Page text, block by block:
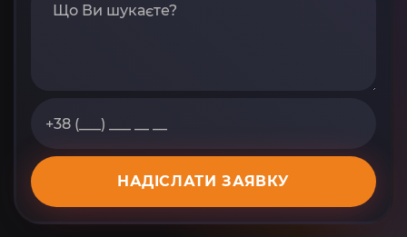
НАДІСЛАТИ ЗАЯВКУ